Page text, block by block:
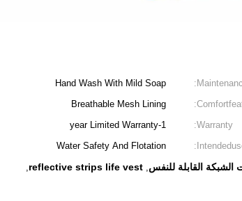
Hand Wash With Mild Soap
Breathable Mesh Lining
Warranty:
1-year Limited Warranty
Water Safety And Flotation
الشبكة القابلة للنفس,
reflective strips life vest
,